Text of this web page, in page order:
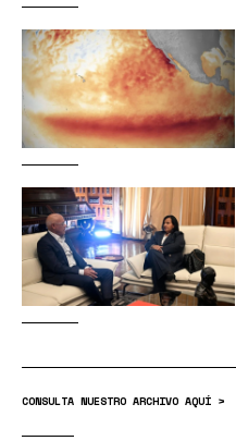
CONSULTA NUESTRO ARCHIVO AQUÍ >